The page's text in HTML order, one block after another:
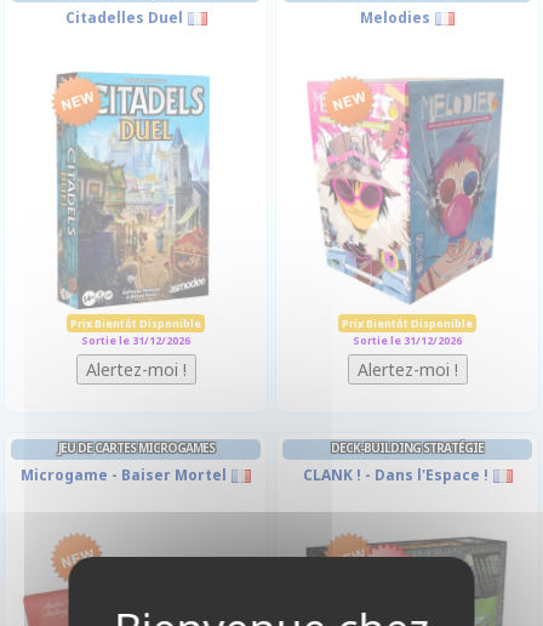
Citadelles Duel
Prix Bientôt Disponible
Sortie le 31/12/2026
Melodies
Prix Bientôt Disponible
Sortie le 31/12/2026
JEU DE CARTES MICROGAMES
Microgame - Baiser Mortel
DECK-BUILDING STRATÉGIE
CLANK ! - Dans l'Espace !